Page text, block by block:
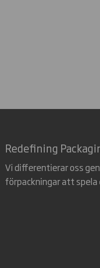
Redefining
Vi differentierar oss
förpackningar att spela